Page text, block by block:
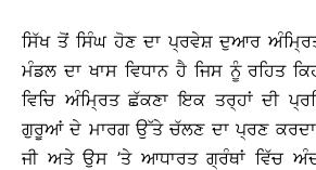
ਸਿੱਖ ਤੋਂ ਸਿੰਘ ਹੋਣ ਦਾ ਪ੍ਰਵੇਸ਼ ਦੁਆਰ
ਮੰਡਲ ਦਾ ਖਾਸ ਵਿਧਾਨ ਹੈ ਜਿਸ ਨੂੰ ਰਹਿਤ
ਵਿਚਿ ਅੰਮ੍ਰਿਤ ਛੱਕਣਾ ਇਕ ਤਰ੍ਹਾਂ ਦੀ
ਗੁਰੂਆਂ ਦੇ ਮਾਰਗ ਉੱਤੇ ਚੱਲਣ ਦਾ ਪ੍ਰਣ ਕਰਦਾ
ਜੀ ਅਤੇ ਉਸ ’ਤੇ ਆਧਾਰਤ ਗ੍ਰੰਥਾਂ ਵਿੱਚ